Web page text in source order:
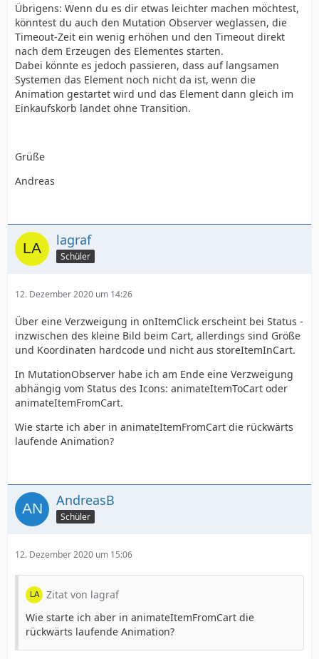
Übrigens: Wenn du es dir etwas leichter machen möchtest,
könntest du auch den Mutation Observer weglassen, die
Timeout-Zeit ein wenig erhöhen und den Timeout direkt
nach dem Erzeugen des Elementes starten.
Dabei könnte es jedoch passieren, dass auf langsamen
Systemen das Element noch nicht da ist, wenn die
Animation gestartet wird und das Element dann gleich im
Einkaufskorb landet ohne Transition.
Grüße
Andreas
lagraf
Schüler
12. Dezember 2020 um 14:26
Über eine Verzweigung in onItemClick erscheint bei Status -
inzwischen des kleine Bild beim Cart, allerdings sind Größe
und Koordinaten hardcode und nicht aus storeItemInCart.
In MutationObserver habe ich am Ende eine Verzweigung
abhängig vom Status des Icons: animateItemToCart oder
animateItemFromCart.
Wie starte ich aber in animateItemFromCart die rückwärts
laufende Animation?
AndreasB
Schüler
12. Dezember 2020 um 15:06
Zitat von lagraf
Wie starte ich aber in animateItemFromCart die
rückwärts laufende Animation?